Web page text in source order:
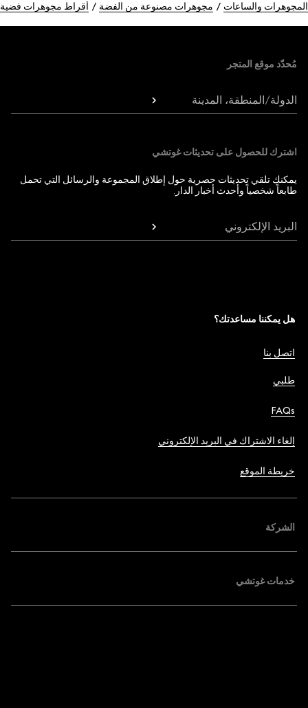
المجوهرات والساعات مجوهرات مصنوعة من الفضة أقراط مجوهرات فضية
مُحدّد موقع المتجر
الدولة/المنطقة، المدينة
اشترك للحصول على تحديثات غوتشي
يمكنك تلقي تحديثات حصرية حول إطلاق المجموعة والرسائل التي تحمل
طابعاً شخصياً وأحدث أخبار الدار.
البريد الإلكتروني
هل يمكننا مساعدتك؟
اتصل بنا
طلبي
FAQs
إلغاء الاشتراك في البريد الإلكتروني
خريطة الموقع
الشركة
خدمات غوتشي